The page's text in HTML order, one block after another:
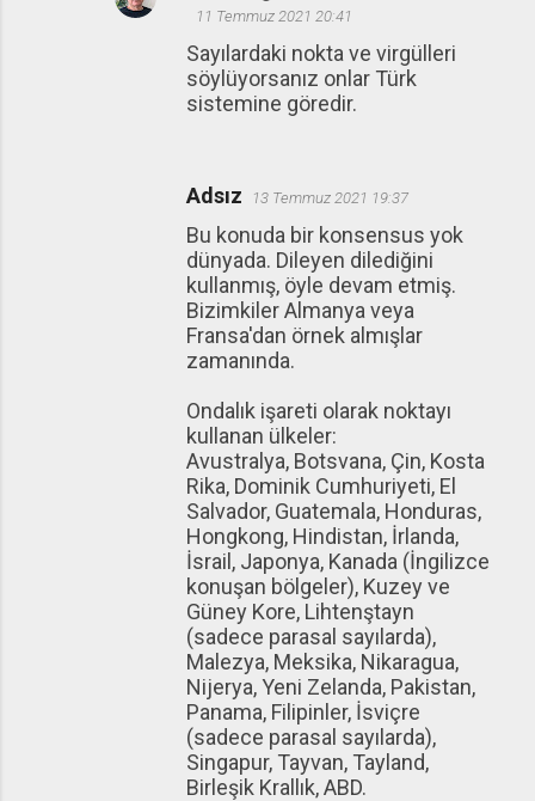
11 Temmuz 2021 20:41
Sayılardaki nokta ve virgülleri
söylüyorsanız onlar Türk
sistemine göredir.
Adsız 13 Temmuz 2021 19:37
Bu konuda bir konsensus yok
dünyada. Dileyen dilediğini
kullanmış, öyle devam etmiş.
Bizimkiler Almanya veya
Fransa'dan örnek almışlar
zamanında.
Ondalık işareti olarak noktayı
kullanan ülkeler:
Avustralya, Botsvana, Çin, Kosta
Rika, Dominik Cumhuriyeti, El
Salvador, Guatemala, Honduras,
Hongkong, Hindistan, İrlanda,
İsrail, Japonya, Kanada (İngilizce
konuşan bölgeler), Kuzey ve
Güney Kore, Lihtenştayn
(sadece parasal sayılarda),
Malezya, Meksika, Nikaragua,
Nijerya, Yeni Zelanda, Pakistan,
Panama, Filipinler, İsviçre
(sadece parasal sayılarda),
Singapur, Tayvan, Tayland,
Birleşik Krallık, ABD.